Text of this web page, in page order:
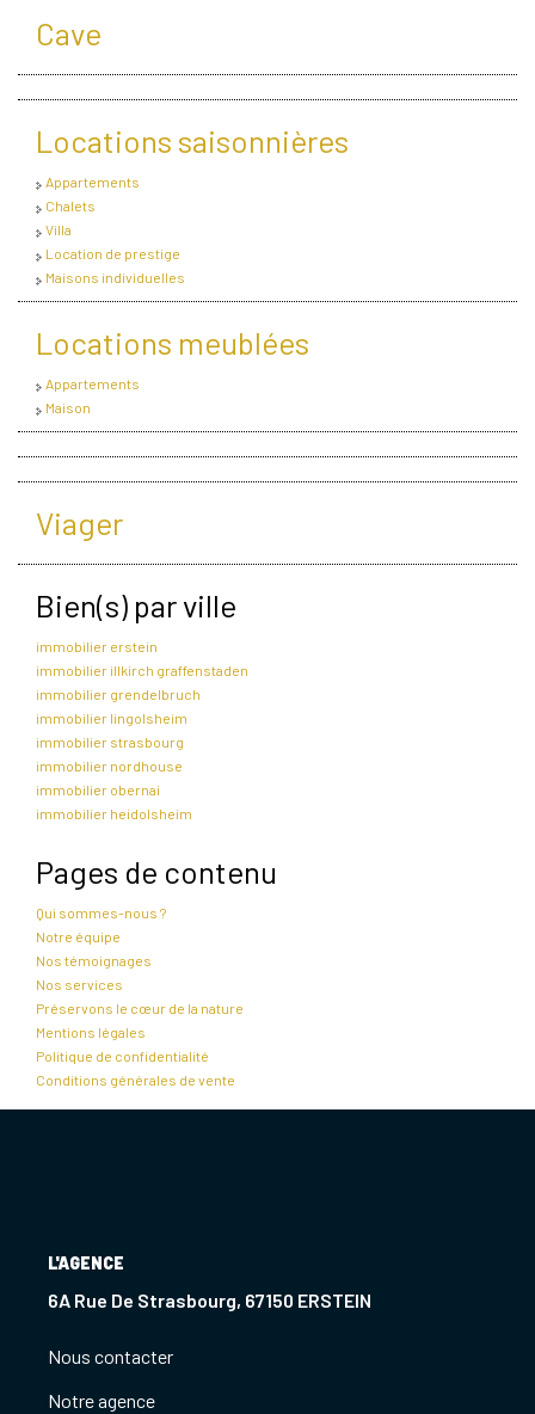
Cave
Locations saisonnières
Appartements
Chalets
Villa
Location de prestige
Maisons individuelles
Locations meublées
Appartements
Maison
Viager
Bien(s) par ville
immobilier erstein
immobilier illkirch graffenstaden
immobilier grendelbruch
immobilier lingolsheim
immobilier strasbourg
immobilier nordhouse
immobilier obernai
immobilier heidolsheim
Pages de contenu
Qui sommes-nous ?
Notre équipe
Nos témoignages
Nos services
Préservons le cœur de la nature
Mentions légales
Politique de confidentialité
Conditions générales de vente
L'AGENCE
6A Rue De Strasbourg, 67150 ERSTEIN
Nous contacter
Notre agence